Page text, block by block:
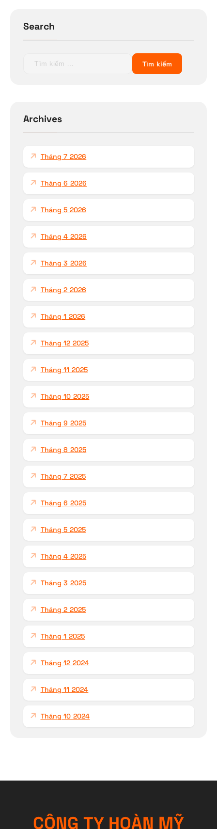
Search
ế
m
Archives
Tháng 7 2026
Tháng 6 2026
Tháng 5 2026
Tháng 4 2026
Tháng 3 2026
Tháng 2 2026
Tháng 1 2026
Tháng 12 2025
Tháng 11 2025
Tháng 10 2025
Tháng 9 2025
Tháng 8 2025
Tháng 7 2025
Tháng 6 2025
Tháng 5 2025
Tháng 4 2025
Tháng 3 2025
Tháng 2 2025
Tháng 1 2025
Tháng 12 2024
Tháng 11 2024
Tháng 10 2024
CÔNG TY HOÀN MỸ